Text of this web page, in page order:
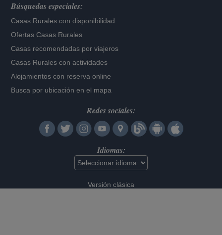
Búsquedas especiales:
Casas Rurales con disponibilidad
Ofertas Casas Rurales
Casas recomendadas por viajeros
Casas Rurales con actividades
Alojamientos con reserva online
Busca por ubicación en el mapa
Redes sociales:
Idiomas:
Versión clásica